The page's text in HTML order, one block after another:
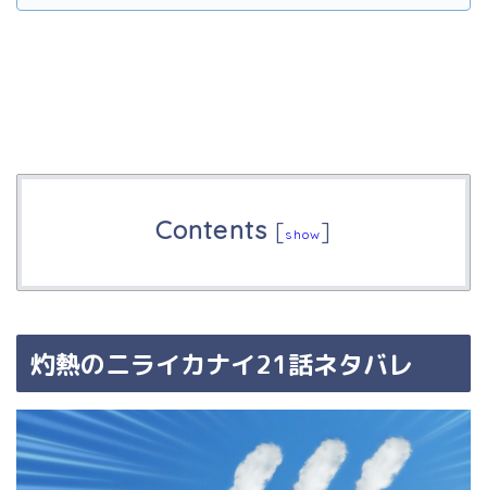
Contents [show]
灼熱のニライカナイ21話ネタバレ